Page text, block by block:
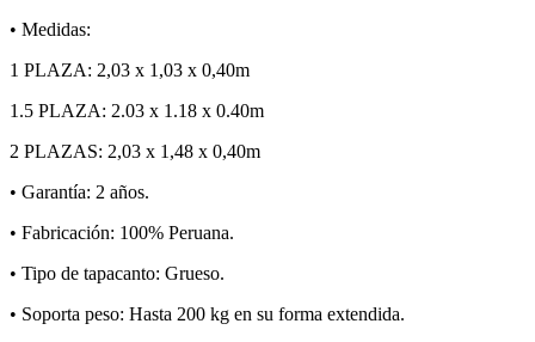
• Medidas:
1 PLAZA: 2,03 x 1,03 x 0,40m
1.5 PLAZA: 2.03 x 1.18 x 0.40m
2 PLAZAS: 2,03 x 1,48 x 0,40m
• Garantía: 2 años.
• Fabricación: 100% Peruana.
• Tipo de tapacanto: Grueso.
• Soporta peso: Hasta 200 kg en su forma extendida.